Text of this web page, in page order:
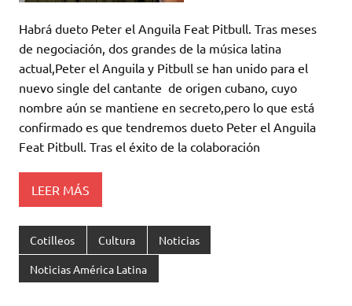
Habrá dueto Peter el Anguila Feat Pitbull. Tras meses
de negociación, dos grandes de la música latina
actual,Peter el Anguila y Pitbull se han unido para el
nuevo single del cantante de origen cubano, cuyo
nombre aún se mantiene en secreto,pero lo que está
confirmado es que tendremos dueto Peter el Anguila
Feat Pitbull. Tras el éxito de la colaboración
LEER MÁS
Cotilleos Cultura Noticias
Noticias América Latina